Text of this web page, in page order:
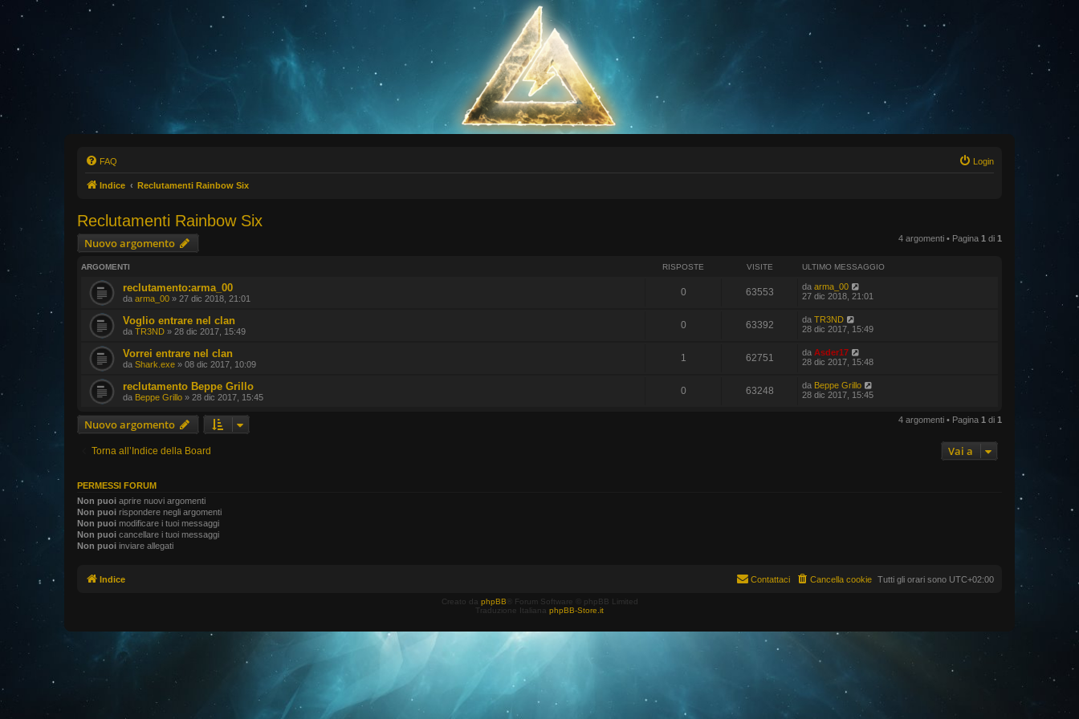
FAQ Login
Indice Reclutamenti Rainbow Six
Reclutamenti Rainbow Six
Nuovo argomento 4 argomenti • Pagina 1 di 1
ARGOMENTI RISPOSTE VISITE ULTIMO MESSAGGIO
reclutamento:arma_00
da arma_00 » 27 dic 2018, 21:01
0 63553 da arma_00
27 dic 2018, 21:01
Voglio entrare nel clan
da TR3ND » 28 dic 2017, 15:49
0 63392 da TR3ND
28 dic 2017, 15:49
Vorrei entrare nel clan
da Shark.exe » 08 dic 2017, 10:09
1 62751 da Asder17
28 dic 2017, 15:48
reclutamento Beppe Grillo
da Beppe Grillo » 28 dic 2017, 15:45
0 63248 da Beppe Grillo
28 dic 2017, 15:45
Nuovo argomento 4 argomenti • Pagina 1 di 1
Torna all’Indice della Board Vai a
PERMESSI FORUM
Non puoi aprire nuovi argomenti
Non puoi rispondere negli argomenti
Non puoi modificare i tuoi messaggi
Non puoi cancellare i tuoi messaggi
Non puoi inviare allegati
Indice Tutti gli orari sono UTC+02:00
Cancella cookie
Contattaci
Creato da phpBB ® Forum Software © phpBB Limited
Traduzione Italiana phpBB-Store.it